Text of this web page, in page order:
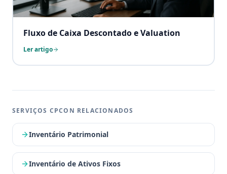
Fluxo de Caixa Descontado e Valuation
Ler artigo
SERVIÇOS CPCON RELACIONADOS
Inventário Patrimonial
Inventário de Ativos Fixos